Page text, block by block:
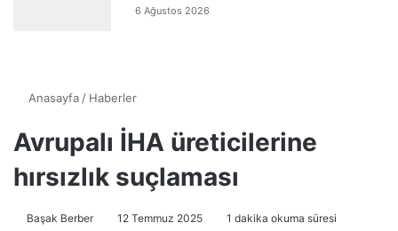
6 Ağustos 2026